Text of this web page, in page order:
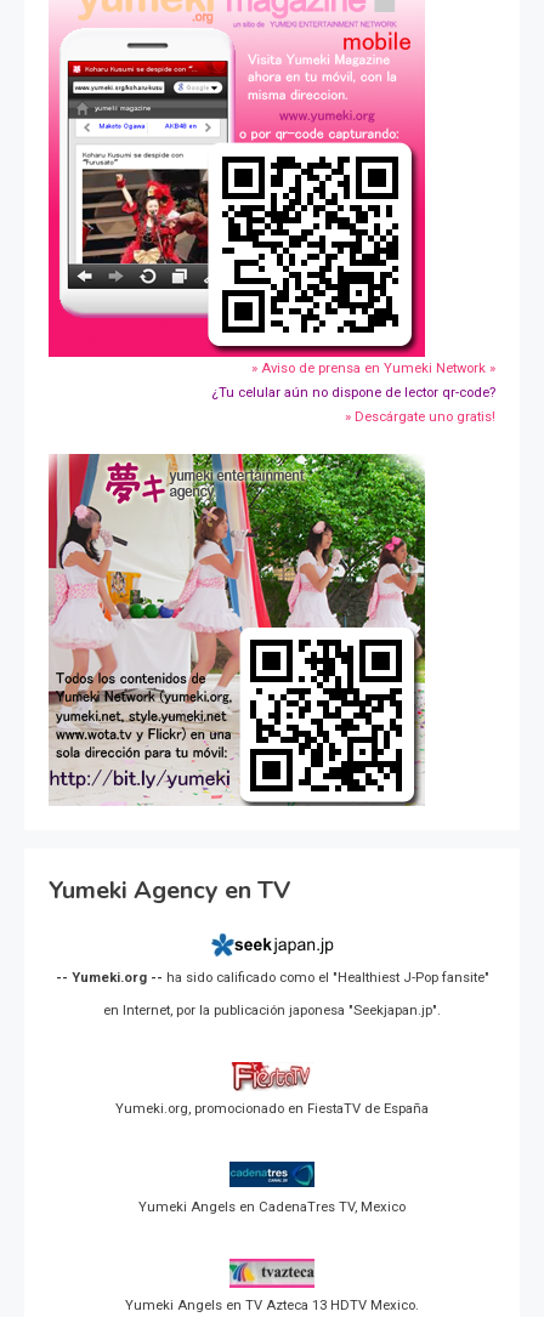
» Aviso de prensa en Yumeki Network »
¿Tu celular aún no dispone de lector qr-code?
» Descárgate uno gratis!
Yumeki Agency en TV
-- Yumeki.org -- ha sido calificado como el "Healthiest J-Pop fansite"
en Internet, por la publicación japonesa "Seekjapan.jp".
Yumeki.org, promocionado en FiestaTV de España
Yumeki Angels en CadenaTres TV, Mexico
Yumeki Angels en TV Azteca 13 HDTV Mexico.